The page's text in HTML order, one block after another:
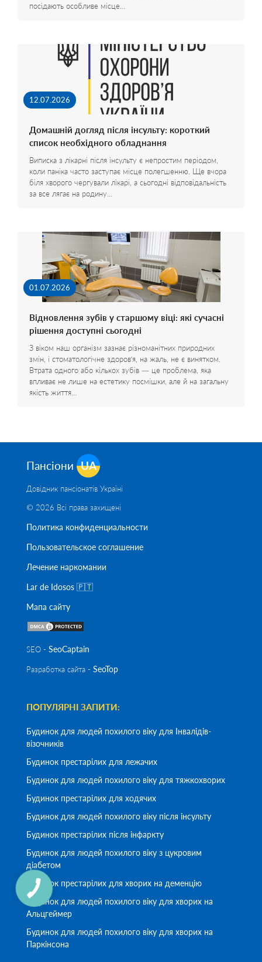
посідають особливе місце…
12.07.2026
Домашній догляд після інсульту: короткий
список необхідного обладнання
Виписка з лікарні після інсульту є непростим періодом,
коли паніка часто заступає місце полегшенню. Ще вчора
біля хворого чергували лікарі, а сьогодні відповідальність
за все лягає на родину…
01.07.2026
Відновлення зубів у старшому віці: які сучасні
рішення доступні сьогодні
З віком наш організм зазнає різноманітних природних
змін, і стоматологічне здоров’я, на жаль, не є винятком.
Втрата одного або кількох зубів — це проблема, яка
впливає не лише на естетику посмішки, але й на загальну
якість життя…
Пансіони UA
Довідник пансіонатів Україні
© 2026 Всі права захищені
Политика конфиденциальности
Пользовательское соглашение
Лечение наркомании
Lar de Idosos 🇵🇹
Мапа сайту
SEO - SeoСaptain
Разработка сайта - SeoTop
ПОПУЛЯРНІ ЗАПИТИ:
Будинок для людей похилого віку для Інвалідів-
візочників
Будинок престарілих для лежачих
Будинок для людей похилого віку для тяжкохворих
Будинок престарілих для ходячих
Будинок для людей похилого віку після інсульту
Будинок престарілих після інфаркту
Будинок для людей похилого віку з цукровим
діабетом
Будинок престарілих для хворих на деменцію
Будинок для людей похилого віку для хворих на
Альцгеймер
Будинок для людей похилого віку для хворих на
Паркінсона